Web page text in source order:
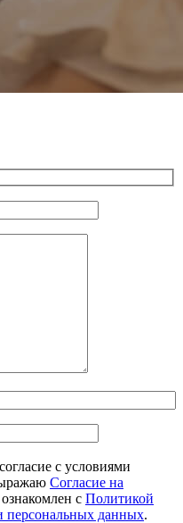
с условиями
Согласие на
ознакомлен с Политикой
персональных данных.